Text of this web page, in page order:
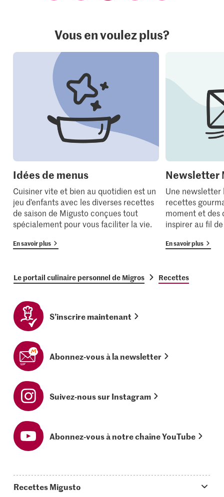
Vous en voulez plus?
Idées de menus
Cuisiner vite et bien au quotidien est un
jeu d’enfants avec les diverses recettes
de saison de Migusto conçues tout
spécialement pour vous faciliter la vie.
En savoir plus
Newsletter
Une newsletter
recettes
moment et des
inspirer au fil
En savoir plus
Le portail culinaire personnel de Migros Recettes
S’inscrire maintenant
Abonnez-vous à la newsletter
Suivez-nous sur Instagram
Abonnez-vous à notre chaîne YouTube
Recettes Migusto